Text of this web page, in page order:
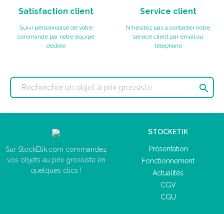
Satisfaction client
Suivi personnalisé de votre
commande par notre équipe
dédiée
Service client
N'hésitez pas à contacter notre
service client par email ou
téléphone

Sur StockEtik.com commandez
vos objets au prix grossiste en
quelques clics !
STOCKETIK
Présentation
Fonctionnement
Actualités
CGV
CGU